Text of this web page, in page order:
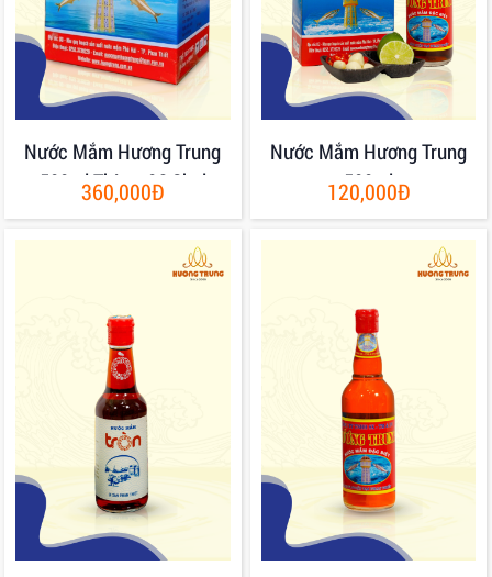
Nước Mắm Hương Trung
500ml Thùng 06 Chai
360,000Đ
Nước Mắm Hương Trung
500ml
120,000Đ